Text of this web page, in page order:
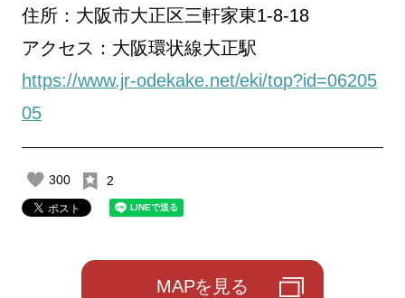
住所：大阪市大正区三軒家東1-8-18
アクセス：大阪環状線大正駅
https://www.jr-odekake.net/eki/top?id=06205
05
300 2
MAPを見る